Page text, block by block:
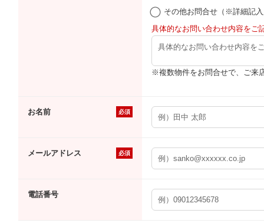
その他お問合せ（※詳細記
具体的なお問い合わせ内容をご
※複数物件をお問合せで、ご来
お名前 必須
メールアドレス 必須
電話番号